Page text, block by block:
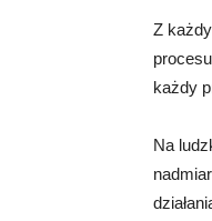
Z
każdy
Na